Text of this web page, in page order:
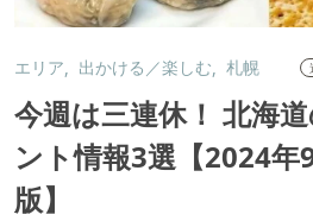
エリア 出かける／楽しむ 札幌
今週は三連休！ 北海
ント情報3選【2024年
版】